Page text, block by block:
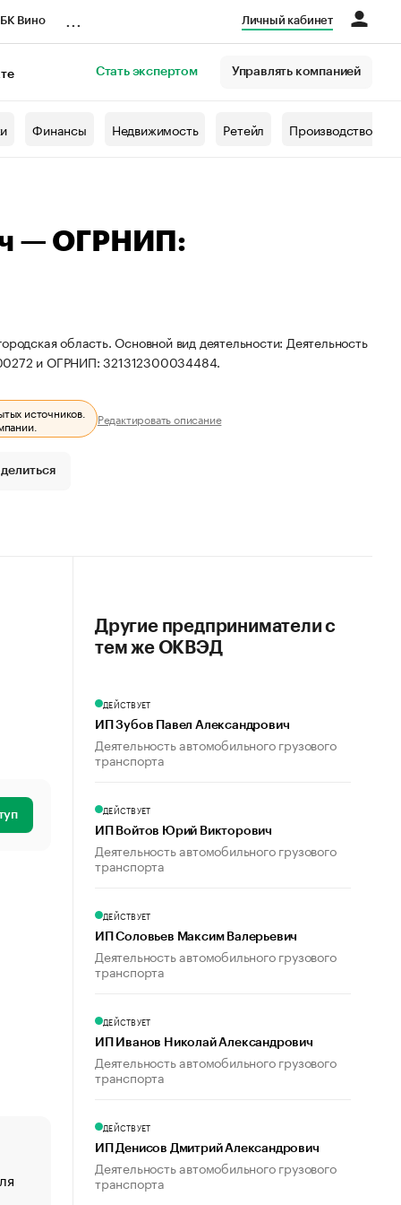
Вино Личный кабинет
Стать экспертом Управлять компанией
Финансы Недвижимость Ретейл Производство
— ОГРНИП:
область. Основной вид деятельности: Деятельность
и ОГРНИП: 321312300034484.
источников.
Редактировать описание
«От спорта тело стареет иначе». Как живет глава
создавшей GTA
Другие предприниматели с
тем же ОКВЭД
ДЕЙСТВУЕТ
ИП Зубов Павел Александрович
Деятельность автомобильного грузового
транспорта
ДЕЙСТВУЕТ
ИП Войтов Юрий Викторович
Деятельность автомобильного грузового
транспорта
ДЕЙСТВУЕТ
ИП Соловьев Максим Валерьевич
Деятельность автомобильного грузового
транспорта
ДЕЙСТВУЕТ
ИП Иванов Николай Александрович
Деятельность автомобильного грузового
транспорта
ДЕЙСТВУЕТ
ИП Денисов Дмитрий Александрович
Деятельность автомобильного грузового
транспорта